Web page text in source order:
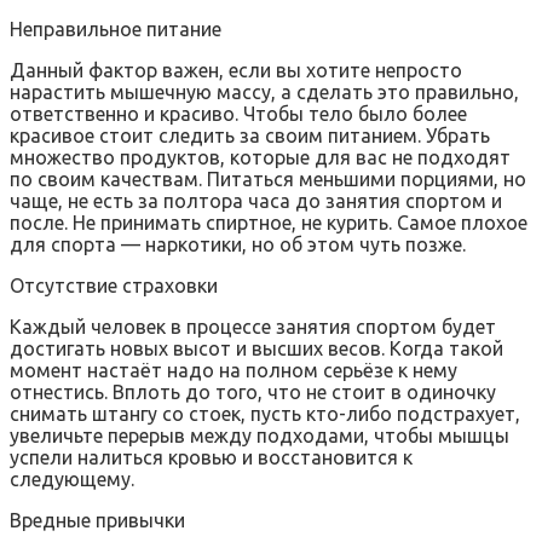
Неправильное питание
Данный фактор важен, если вы хотите непросто
нарастить мышечную массу, а сделать это правильно,
ответственно и красиво. Чтобы тело было более
красивое стоит следить за своим питанием. Убрать
множество продуктов, которые для вас не подходят
по своим качествам. Питаться меньшими порциями, но
чаще, не есть за полтора часа до занятия спортом и
после. Не принимать спиртное, не курить. Самое плохое
для спорта — наркотики, но об этом чуть позже.
Отсутствие страховки
Каждый человек в процессе занятия спортом будет
достигать новых высот и высших весов. Когда такой
момент настаёт надо на полном серьёзе к нему
отнестись. Вплоть до того, что не стоит в одиночку
снимать штангу со стоек, пусть кто-либо подстрахует,
увеличьте перерыв между подходами, чтобы мышцы
успели налиться кровью и восстановится к
следующему.
Вредные привычки